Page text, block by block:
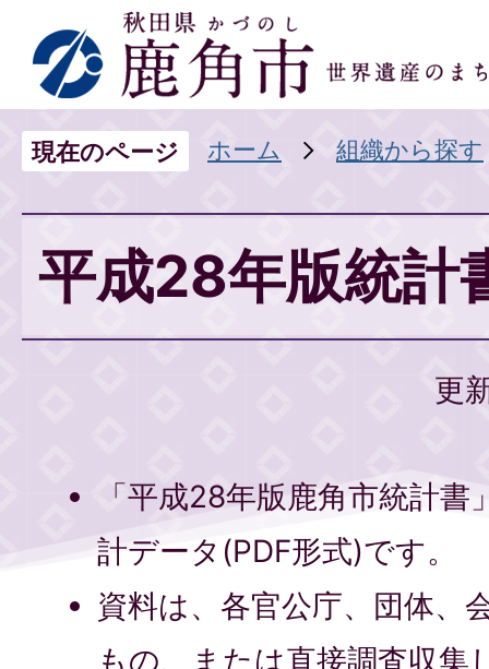
現在のページ ホーム 組織から探す
平成28年版統計
更
「平成28年版鹿角市統計
計データ(PDF形式)です。
資料は、各官公庁、団体、
もの、または直接調査収集